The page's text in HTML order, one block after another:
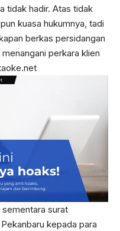
tidak hadir. Atas tidak
kuasa hukumnya, tadi
berkas persidangan
perkara klien
surat
kepada para